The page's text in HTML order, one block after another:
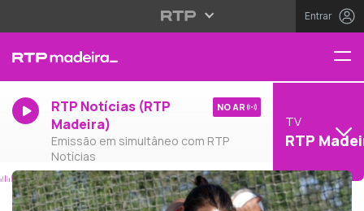
Entrar
RTP Notícias (RTP
Madeira)
Emissão em simultâneo com RTP
Notícias
NO AR
TV
RTP